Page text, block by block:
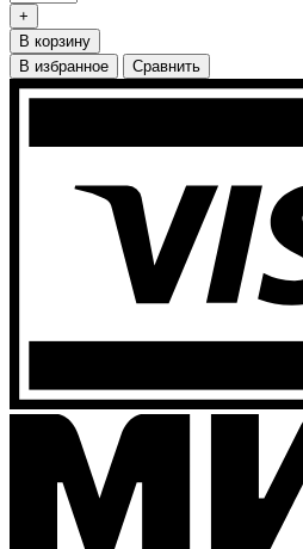
+
В корзину
В избранное
Сравнить